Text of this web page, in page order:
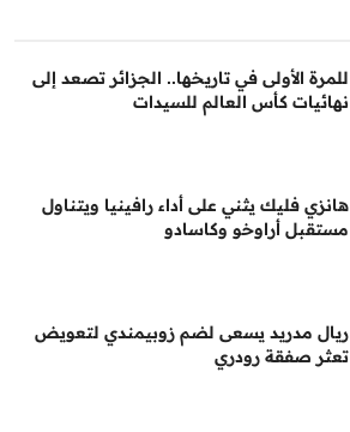
للمرة الأولى في تاريخها.. الجزائر تصعد إلى
نهائيات كأس العالم للسيدات
هانزي فليك يثني على أداء رافينيا ويتناول
مستقبل أراوخو وكاسادو
ريال مدريد يسعى لضم زوبيمندي لتعويض
تعثر صفقة رودري